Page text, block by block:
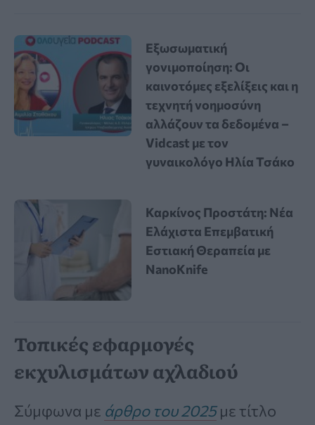
Εξωσωματική
γονιμοποίηση: Οι
καινοτόμες εξελίξεις και η
τεχνητή νοημοσύνη
αλλάζουν τα δεδομένα –
Vidcast με τον
γυναικολόγο Ηλία Τσάκο
Καρκίνος Προστάτη: Νέα
Ελάχιστα Επεμβατική
Εστιακή Θεραπεία με
NanoKnife
Τοπικές εφαρμογές
εκχυλισμάτων αχλαδιού
Σύμφωνα με άρθρο του 2025με τίτλο